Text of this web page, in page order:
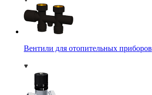
Вентили для отопительных приборов